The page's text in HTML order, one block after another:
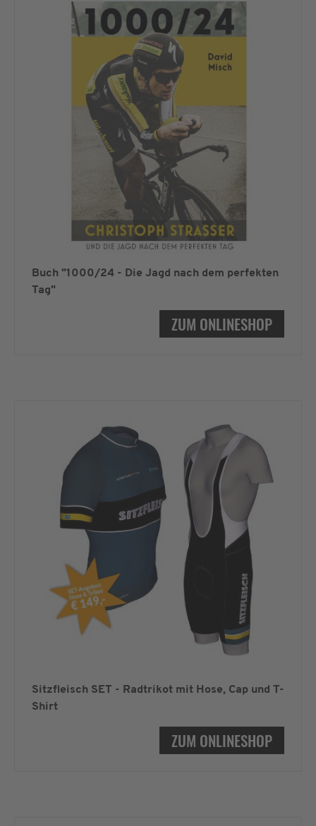
Buch "1000/24 - Die Jagd nach dem perfekten
Tag"
ZUM ONLINESHOP
Sitzfleisch SET - Radtrikot mit Hose, Cap und T-
Shirt
ZUM ONLINESHOP